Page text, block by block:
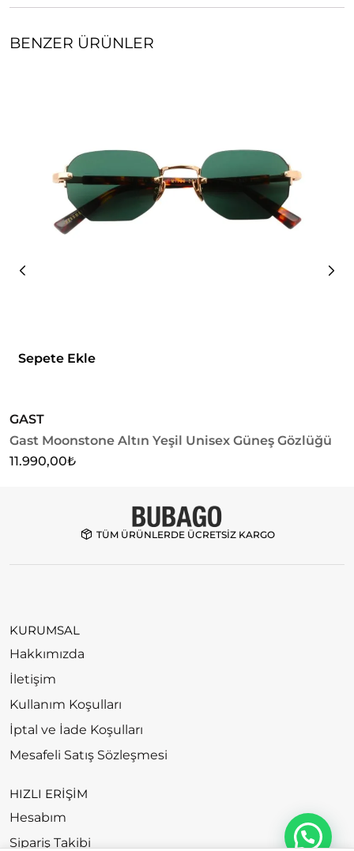
BENZER ÜRÜNLER
Sepete Ekle
GAST
Gast Moonstone Altın Yeşil Unisex Güneş Gözlüğü
11.990,00₺
TÜM ÜRÜNLERDE ÜCRETSİZ KARGO
KURUMSAL
Hakkımızda
İletişim
Kullanım Koşulları
İptal ve İade Koşulları
Mesafeli Satış Sözleşmesi
HIZLI ERİŞİM
Hesabım
Sipariş Takibi